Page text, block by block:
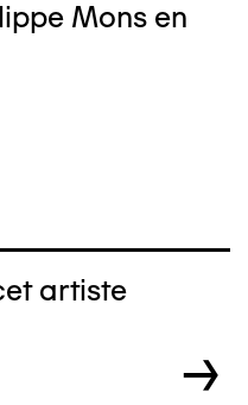
Mons en
artiste
→